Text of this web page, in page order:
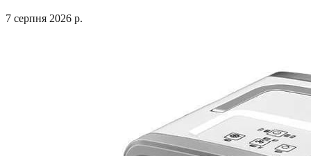
7 серпня 2026 р.